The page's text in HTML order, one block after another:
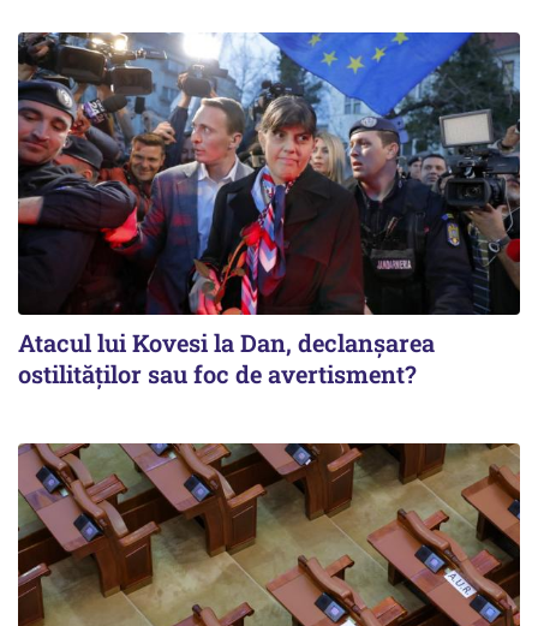
Atacul lui Kovesi la Dan, declanșarea
ostilităților sau foc de avertisment?